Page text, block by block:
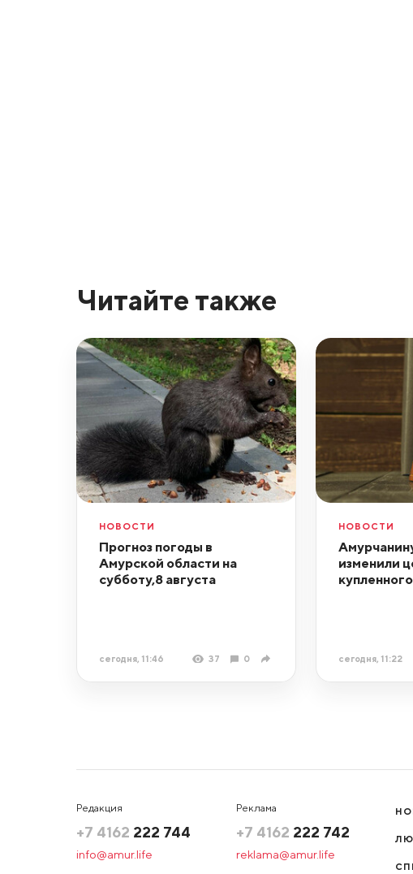
Читайте также
НОВОСТИ
Прогноз погоды в
Амурской области на
субботу,8 августа
сегодня, 11:46 37 0
НОВОСТИ
изменили
сегодня, 11:22
Редакция
+7 4162 222 744
info@amur.life
Реклама
+7 4162 222 742
reklama@amur.life